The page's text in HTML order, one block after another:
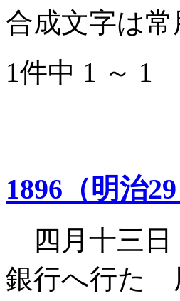
合成文字は
1件中 1 ～ 1
1896（明治
四月十三
銀行へ行た